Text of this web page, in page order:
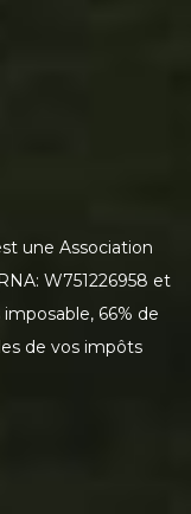
une Association
W751226958 et
66% de
de vos impôts